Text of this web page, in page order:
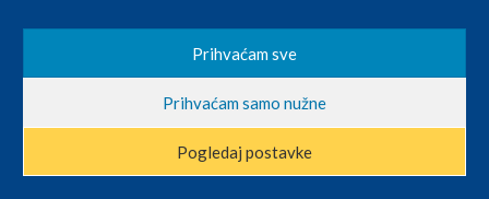
Prihvaćam sve
Prihvaćam samo nužne
Pogledaj postavke
se razlikovati od cijena u našim poslovnicama. Trudimo se dati što bolji
i točniji opis i sliku. Unatoč tome, ne možemo garantirati da su svi
nastale u opisu proizvoda, greške prilikom štampanja te promjene
cijena.